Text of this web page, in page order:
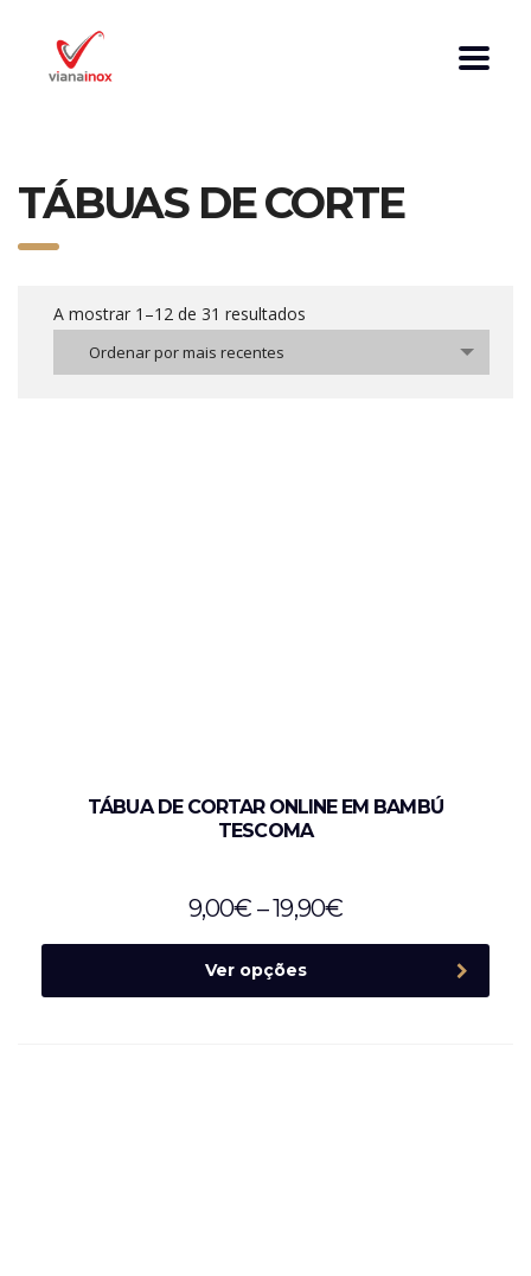
TÁBUAS DE CORTE
A mostrar 1–12 de 31 resultados
Ordenar por mais recentes
TÁBUA DE CORTAR ONLINE EM BAMBÚ
TESCOMA
9,00€ –19,90€
Ver opções